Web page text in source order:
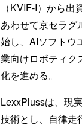
（KVIF-I）から出
あわせて京セラグ
始し、AIソフトウ
業向けロボティク
化を進める。
LexxPlussは、現
技術とし、自律走